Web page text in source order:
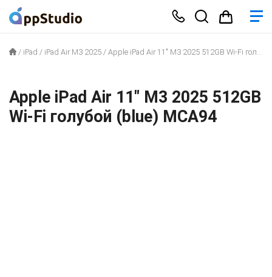
/ iPad / iPad Air M3 2025 / Apple iPad Air 11″ M3 2025 512GB Wi-Fi голубой (blue) MCA94
Apple iPad Air 11″ M3 2025 512GB
Wi-Fi голубой (blue) MCA94